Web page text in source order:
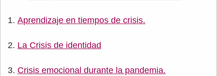
Aprendizaje en tiempos de crisis.
La Crisis de identidad
Crisis emocional durante la pandemia.